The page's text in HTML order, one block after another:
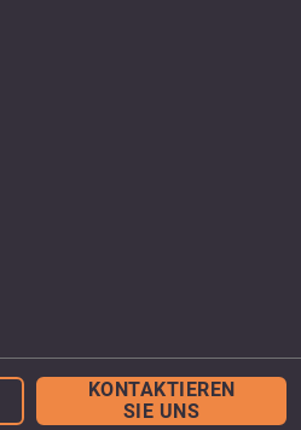
KONTAKTIEREN
SIE UNS